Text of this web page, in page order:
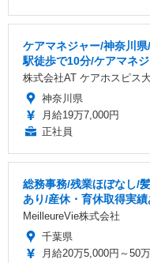
ケアマネジャー/神奈川
駅徒歩で10分/ケアマネ
株式会社AT ケアホスピス
神奈川県
月給19万7,000円
正社員
総務事務/残業ほぼなし/
あり/産休・育休取得実績
MeilleureVie株式会社
千葉県
月給20万5,000円～50